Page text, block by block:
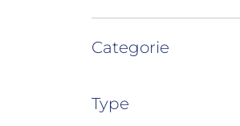
Categorie
Type